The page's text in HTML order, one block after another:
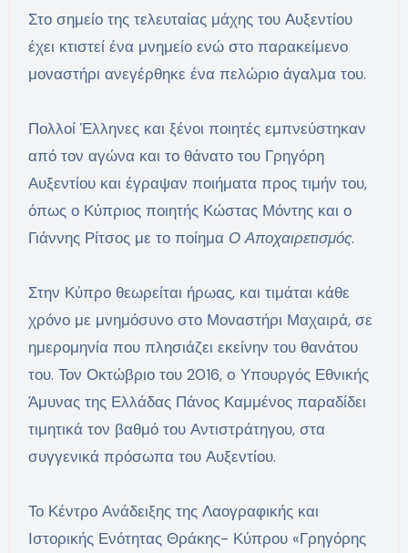
Στο σημείο της τελευταίας μάχης του Αυξεντίου
έχει κτιστεί ένα μνημείο ενώ στο παρακείμενο
μοναστήρι ανεγέρθηκε ένα πελώριο άγαλμα του.
Πολλοί Έλληνες και ξένοι ποιητές εμπνεύστηκαν
από τον αγώνα και το θάνατο του Γρηγόρη
Αυξεντίου και έγραψαν ποιήματα προς τιμήν του,
όπως ο Κύπριος ποιητής Κώστας Μόντης και ο
Γιάννης Ρίτσος με το ποίημα Ο Αποχαιρετισμός.
Στην Κύπρο θεωρείται ήρωας, και τιμάται κάθε
χρόνο με μνημόσυνο στο Μοναστήρι Μαχαιρά, σε
ημερομηνία που πλησιάζει εκείνην του θανάτου
του. Τον Οκτώβριο του 2016, o Υπουργός Εθνικής
Άμυνας της Ελλάδας Πάνος Καμμένος παραδίδει
τιμητικά τον βαθμό του Αντιστράτηγου, στα
συγγενικά πρόσωπα του Αυξεντίου.
Το Κέντρο Ανάδειξης της Λαογραφικής και
Ιστορικής Ενότητας Θράκης- Κύπρου «Γρηγόρης